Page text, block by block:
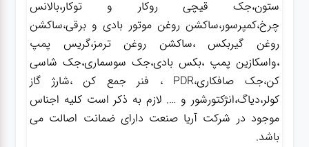
ستون،جک قیچی روکار و توکار،بالانس
چرخ،کمپرسور،ساکشن روغن موتور بادی و برقی،ساکشن
روغن گیربکس ،ساکشن روغن ترمز،گریس پمپ
،واسکازین پمپ ،بکس بادی،جک سوسماری،جک شاسی
کن،جک صافکاری،PDR ، فنر جمع کن ،شارژ گاز
کولر،دیاگ،انژکتورشور و …. لازم به ذکر است کلیه اجناس
موجود در شرکت آریا صنعت دارای ضمانت اصالت می
باشد.